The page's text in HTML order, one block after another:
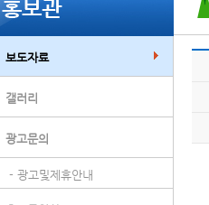
보도자료
갤러리
광고문의
- 광고및제휴안내